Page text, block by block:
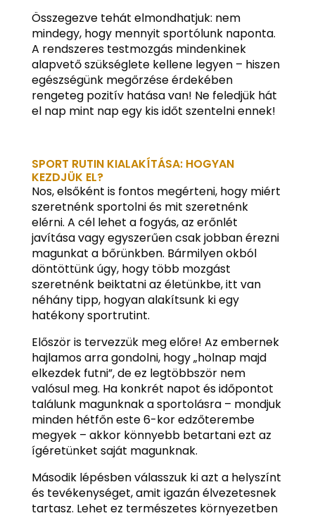
Összegezve tehát elmondhatjuk: nem
mindegy, hogy mennyit sportólunk naponta.
A rendszeres testmozgás mindenkinek
alapvető szükséglete kellene legyen – hiszen
egészségünk megőrzése érdekében
rengeteg pozitív hatása van! Ne feledjük hát
el nap mint nap egy kis időt szentelni ennek!
SPORT RUTIN KIALAKÍTÁSA: HOGYAN
KEZDJÜK EL?
Nos, elsőként is fontos megérteni, hogy miért
szeretnénk sportolni és mit szeretnénk
elérni. A cél lehet a fogyás, az erőnlét
javítása vagy egyszerűen csak jobban érezni
magunkat a bőrünkben. Bármilyen okból
döntöttünk úgy, hogy több mozgást
szeretnénk beiktatni az életünkbe, itt van
néhány tipp, hogyan alakítsunk ki egy
hatékony sportrutint.
Először is tervezzük meg előre! Az embernek
hajlamos arra gondolni, hogy „holnap majd
elkezdek futni”, de ez legtöbbször nem
valósul meg. Ha konkrét napot és időpontot
találunk magunknak a sportolásra – mondjuk
minden hétfőn este 6-kor edzőterembe
megyek – akkor könnyebb betartani ezt az
ígéretünket saját magunknak.
Második lépésben válasszuk ki azt a helyszínt
és tevékenységet, amit igazán élvezetesnek
tartasz. Lehet ez természetes környezetben